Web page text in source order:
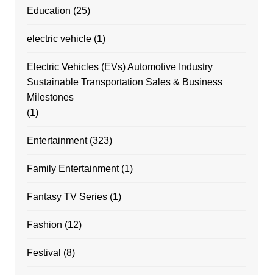
Education (25)
electric vehicle(1)
Electric Vehicles (EVs) Automotive Industry
Sustainable Transportation Sales & Business
Milestones
(1)
Entertainment(323)
Family Entertainment(1)
Fantasy TV Series(1)
Fashion (12)
Festival (8)